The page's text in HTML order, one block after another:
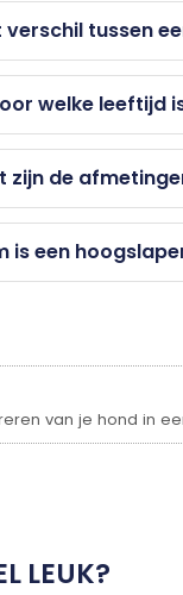
verschil tussen
welke leeftijd
zijn de
is een
LEUK?